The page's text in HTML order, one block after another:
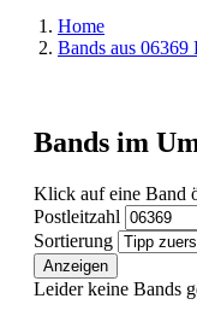
Home
Bands aus
Bands im
Klick auf eine Band
Postleitzahl
Sortierung
Anzeigen
Leider keine Bands